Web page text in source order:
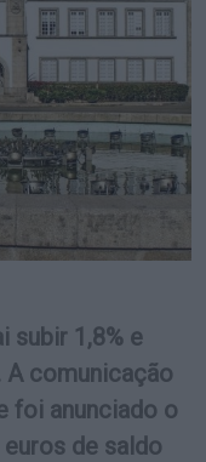
subir 1,8% e
A comunicação
foi anunciado o
de saldo